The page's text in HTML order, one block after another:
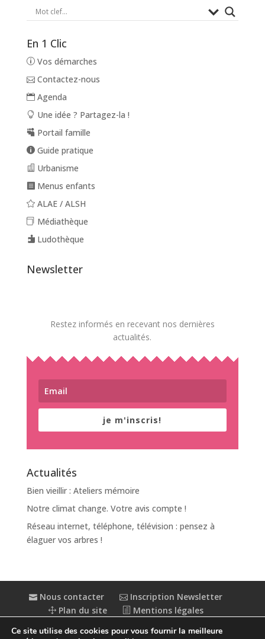
En 1 Clic
Vos démarches
Contactez-nous
Agenda
Une idée ? Partagez-la !
Portail famille
Guide pratique
Urbanisme
Menus enfants
ALAE / ALSH
Médiathèque
Ludothèque
Newsletter
Restez informés en recevant nos dernières
actualités.
je m'inscris!
Actualités
Bien vieillir : Ateliers mémoire
Notre climat change. Votre avis compte !
Réseau internet, téléphone, télévision : pensez à
élaguer vos arbres !
Nous contacter
Inscription Newsletter
Plan du site
Mentions légales
Ce site utilise des cookies pour vous fournir la meilleure